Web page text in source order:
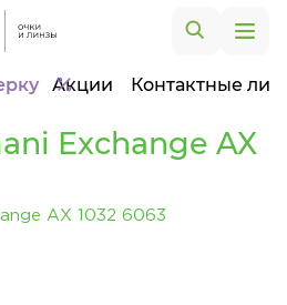
Акции Контактные
Exchange AX